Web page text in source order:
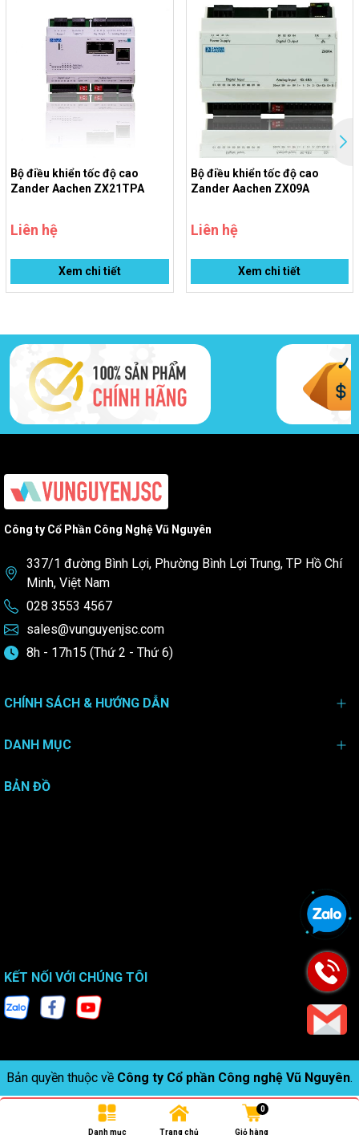
Hệ thống điều khiển chuyển động và xử lý thời gian thực
Những ứng dụng yêu cầu phản hồi không độ trễ và độ ổn định cao
Liên hệ ngay để nhận tài liệu kỹ thuật, demo thiết bị và báo giá ưu
Vũ Nguyên JSC
Bộ điều khiển tốc độ cao
Zander Aachen ZX21TPA
Liên hệ
Xem chi tiết
Bộ điều khiển tốc độ cao
Zander Aachen ZX09A
Liên hệ
Xem chi tiết
Công ty Cổ Phần Công Nghệ Vũ Nguyên
337/1 đường Bình Lợi, Phường Bình Lợi Trung, TP Hồ Chí
Minh, Việt Nam
028 3553 4567
sales@vunguyenjsc.com
8h - 17h15 (Thứ 2 - Thứ 6)
CHÍNH SÁCH & HƯỚNG DẪN
DANH MỤC
BẢN ĐỒ
KẾT NỐI VỚI CHÚNG TÔI
Bản quyền thuộc về Công ty Cổ phần Công nghệ Vũ Nguyên.
Danh mục Trang chủ Giỏ hàng
0